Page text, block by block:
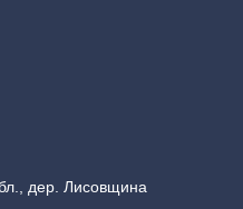
дер. Лисовщина